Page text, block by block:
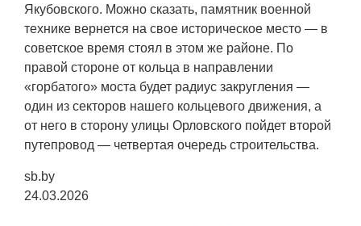
Якубовского. Можно сказать, памятник военной
технике вернется на свое историческое место — в
советское время стоял в этом же районе. По
правой стороне от кольца в направлении
«горбатого» моста будет радиус закругления —
один из секторов нашего кольцевого движения, а
от него в сторону улицы Орловского пойдет второй
путепровод — четвертая очередь строительства.
sb.by
24.03.2026